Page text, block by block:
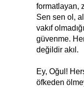
formatlayan,
Sen sen ol,
vakıf
güvenme.
değildir akıl.
Ey, Oğul!
öfkeden